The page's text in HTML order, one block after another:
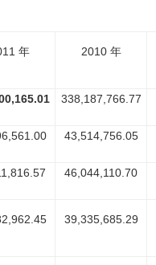
年 2010 年
338,187,766.77
43,514,756.05
46,044,110.70
39,335,685.29